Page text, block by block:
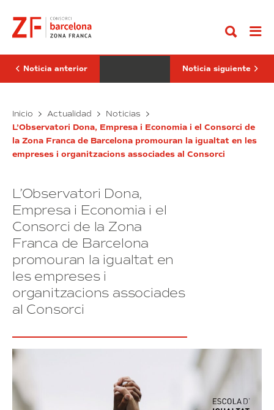
contenido
asume
la
presidencia
BCL
Noticia anterior
ubicará
en
Noticia siguiente
Inicio Actualidad Noticias
L’Observatori Dona, Empresa i Economia i el Consorci de
la Zona Franca de Barcelona promouran la igualtat en les
empreses i organitzacions associades al Consorci
L’Observatori Dona,
Empresa i Economia i el
Consorci de la Zona
Franca de Barcelona
promouran la igualtat en
les empreses i
organitzacions associades
al Consorci
Navarro
asume
la
presidencia
proyecto
ICIL
LAB